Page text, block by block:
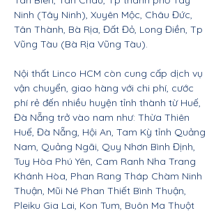
Ninh (Tây Ninh), Xuyên Mộc, Châu Đức,
Tân Thành, Bà Rịa, Đất Đỏ, Long Điền, Tp
Vũng Tàu (Bà Rịa Vũng Tàu).
Nội thất Linco HCM còn cung cấp dịch vụ
vận chuyển, giao hàng với chi phí, cước
phí rẻ đến nhiều huyện tỉnh thành từ Huế,
Đà Nẵng trở vào nam như: Thừa Thiên
Huế, Đà Nẵng, Hội An, Tam Kỳ tỉnh Quảng
Nam, Quảng Ngãi, Quy Nhơn Bình Định,
Tuy Hòa Phú Yên, Cam Ranh Nha Trang
Khánh Hòa, Phan Rang Tháp Chàm Ninh
Thuận, Mũi Né Phan Thiết Bình Thuận,
Pleiku Gia Lai, Kon Tum, Buôn Ma Thuột